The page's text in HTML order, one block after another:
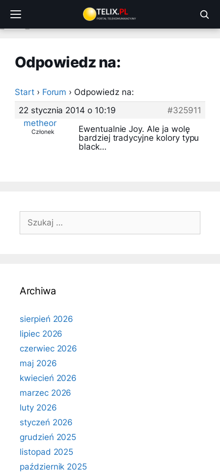
treści
Odpowiedz na:
Start › Forum › Odpowiedz na:
22 stycznia 2014 o 10:19
#325911
metheor
Członek
Ewentualnie Joy. Ale ja wolę
bardziej tradycyjne kolory typu
black…
Szukaj:
Archiwa
sierpień 2026
lipiec 2026
czerwiec 2026
maj 2026
kwiecień 2026
marzec 2026
luty 2026
styczeń 2026
grudzień 2025
listopad 2025
październik 2025